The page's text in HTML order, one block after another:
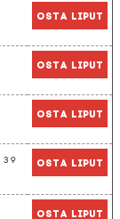
Osta liput
Osta liput
Osta liput
39
Osta liput
Osta liput